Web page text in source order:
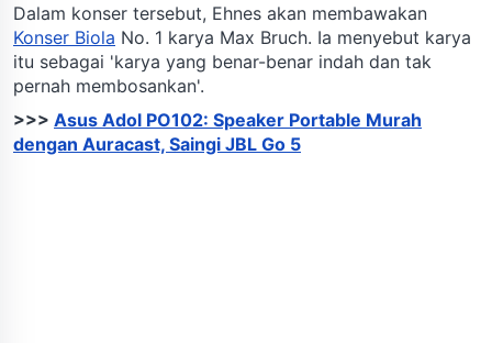
Dalam konser tersebut, Ehnes akan membawakan
Konser Biola No. 1 karya Max Bruch. Ia menyebut karya
itu sebagai 'karya yang benar-benar indah dan tak
pernah membosankan'.
>>> Asus Adol PO102: Speaker Portable Murah
dengan Auracast, Saingi JBL Go 5